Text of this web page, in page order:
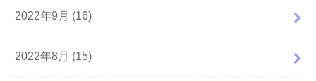
2022年9月 (16)
2022年8月 (15)